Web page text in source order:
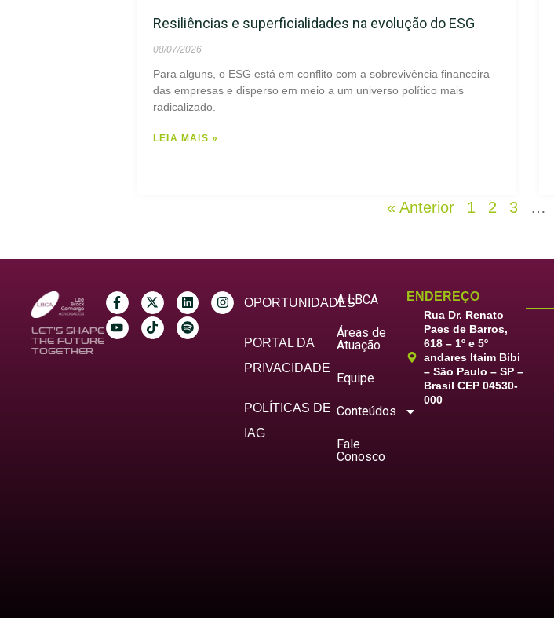
Resiliências e superficialidades na evolução do ESG
08/07/2026
Para alguns, o ESG está em conflito com a sobrevivência financeira
das empresas e disperso em meio a um universo político mais
radicalizado.
LEIA MAIS »
« Anterior 1 2 3 …
LET’S SHAPE
THE FUTURE
TOGETHER
OPORTUNIDADES
PORTAL DA
PRIVACIDADE
POLÍTICAS DE
IAG
A LBCA
Áreas de
Atuação
Equipe
Conteúdos
Fale
Conosco
ENDEREÇO
Rua Dr. Renato
Paes de Barros,
618 – 1º e 5º
andares Itaim Bibi
– São Paulo – SP –
Brasil CEP 04530-
000